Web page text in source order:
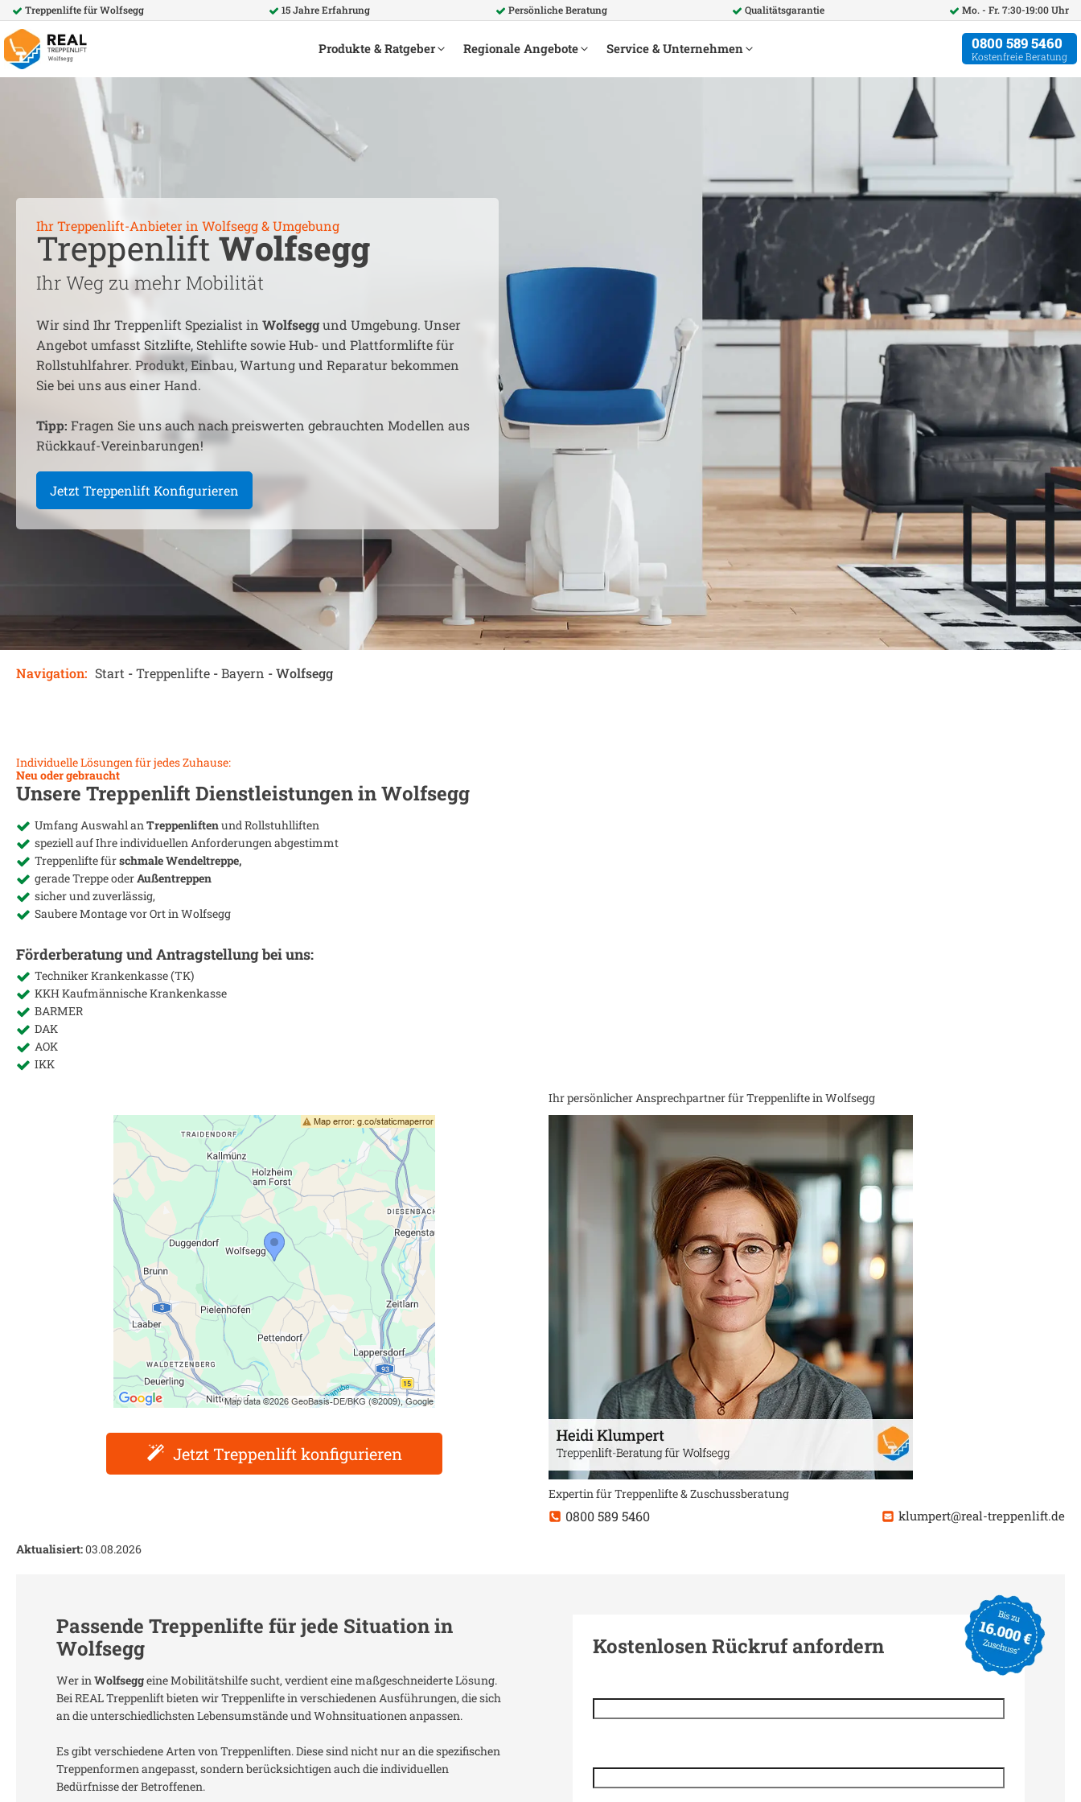
Treppenlifte fürWolfsegg 15 Jahre Erfahrung Persönliche Beratung Qualitätsgarantie Mo. - Fr. 7:30-19:00 Uhr
Produkte & Ratgeber Regionale Angebote Service & Unternehmen 0800 589 5460
Kostenfreie Beratung
Ihr Treppenlift-Anbieter in Wolfsegg& Umgebung
Treppenlift Wolfsegg
Ihr Weg zu mehr Mobilität
Wir sind Ihr Treppenlift Spezialist in Wolfseggund Umgebung. Unser
Angebot umfasst Sitzlifte, Stehlifte sowie Hub- und Plattformlifte für
Rollstuhlfahrer. Produkt, Einbau, Wartung und Reparatur bekommen
Sie bei uns aus einer Hand.
Tipp: Fragen Sie uns auch nach preiswerten gebrauchten Modellen aus
Rückkauf-Vereinbarungen!
Jetzt Treppenlift Konfigurieren
Navigation: Start -Treppenlifte -Bayern -Wolfsegg
Individuelle Lösungen für jedes Zuhause:
Neu oder gebraucht
Unsere Treppenlift Dienstleistungen inWolfsegg
Umfang Auswahl an Treppenliftenund Rollstuhlliften
speziell auf Ihre individuellen Anforderungen abgestimmt
Treppenlifte fürschmale Wendeltreppe,
gerade Treppe oderAußentreppen
sicher und zuverlässig,
Saubere Montage vor Ort in Wolfsegg
Förderberatung und Antragstellung bei uns:
Techniker Krankenkasse (TK)
KKH Kaufmännische Krankenkasse
BARMER
DAK
AOK
IKK
Jetzt Treppenlift konfigurieren
Ihr persönlicher Ansprechpartner für Treppenlifte in Wolfsegg
Expertin für Treppenlifte & Zuschussberatung
0800 589 5460 klumpert@real-treppenlift.de
Aktualisiert:03.08.2026
Passende Treppenlifte für jede Situation in
Wolfsegg
Wer in Wolfseggeine Mobilitätshilfe sucht, verdient eine maßgeschneiderte Lösung.
Bei REAL Treppenlift bieten wir Treppenlifte in verschiedenen Ausführungen, die sich
an die unterschiedlichsten Lebensumstände und Wohnsituationen anpassen.
Es gibt verschiedene Arten von Treppenliften. Diese sind nicht nur an die spezifischen
Treppenformen angepasst, sondern berücksichtigen auch die individuellen
Bedürfnisse der Betroffenen.
Kostenlosen Rückruf anfordern